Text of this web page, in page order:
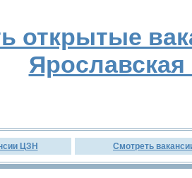
открытые
Ярославская
ЦЗН Смотреть